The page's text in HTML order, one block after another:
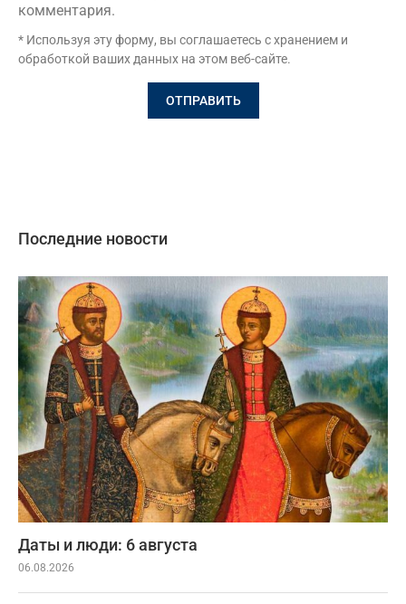
комментария.
* Используя эту форму, вы соглашаетесь с хранением и
обработкой ваших данных на этом веб-сайте.
Последние новости
Даты и люди: 6 августа
06.08.2026